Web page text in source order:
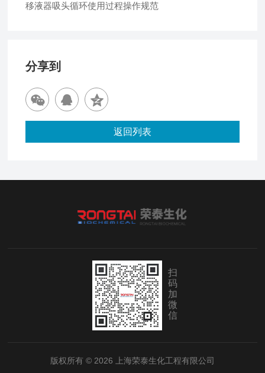
移液器吸头循环使用过程操作规范
分享到
返回列表
扫
码
加
微
信
版权所有 © 2026 上海荣泰生化工程有限公司